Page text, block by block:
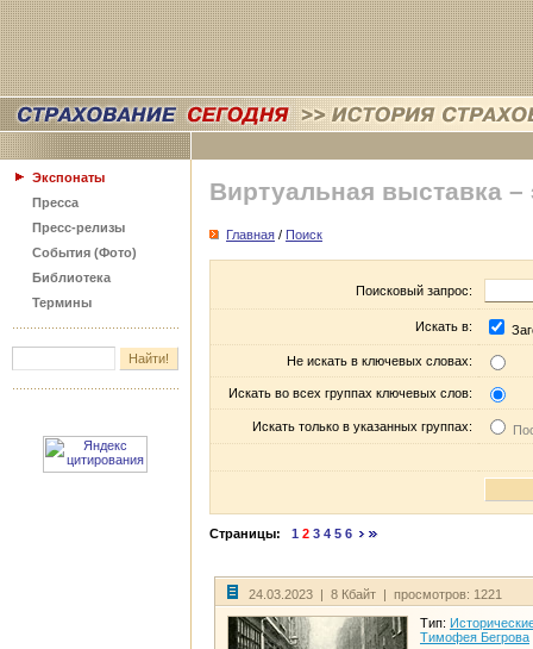
Экспонаты
Пресса
Пресс-релизы
События (Фото)
Библиотека
Термины
Виртуальная выставка –
Главная / Поиск
Поисковый запрос:
Искать в:
Не искать в ключевых словах:
Искать во всех группах ключевых слов:
Искать только в указанных группах:
Страницы: 1 2 3 4 5 6
24.03.2023 | 8 Кбайт | просмотров: 1221
Тип:
Тимофея Бегрова